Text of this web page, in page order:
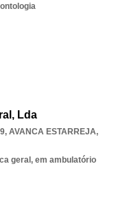
Lda
, AVANCA ESTARREJA,
geral, em ambulatório